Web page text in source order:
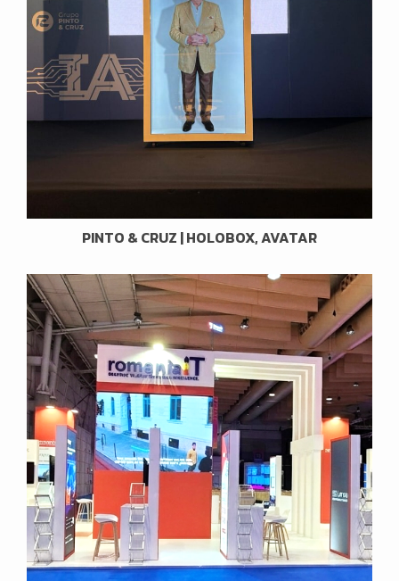
PINTO & CRUZ | HOLOBOX, AVATAR